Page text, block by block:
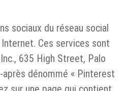
sociaux du réseau social
Ces services sont
635 High Street, Palo
dénommé « Pinterest